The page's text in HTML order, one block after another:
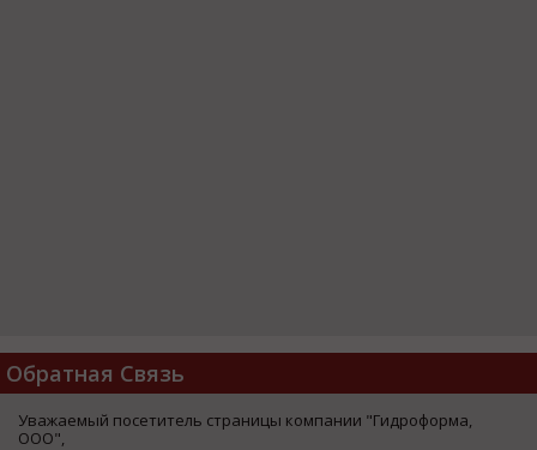
Обратная Связь
Уважаемый посетитель страницы компании "Гидроформа,
ООО",